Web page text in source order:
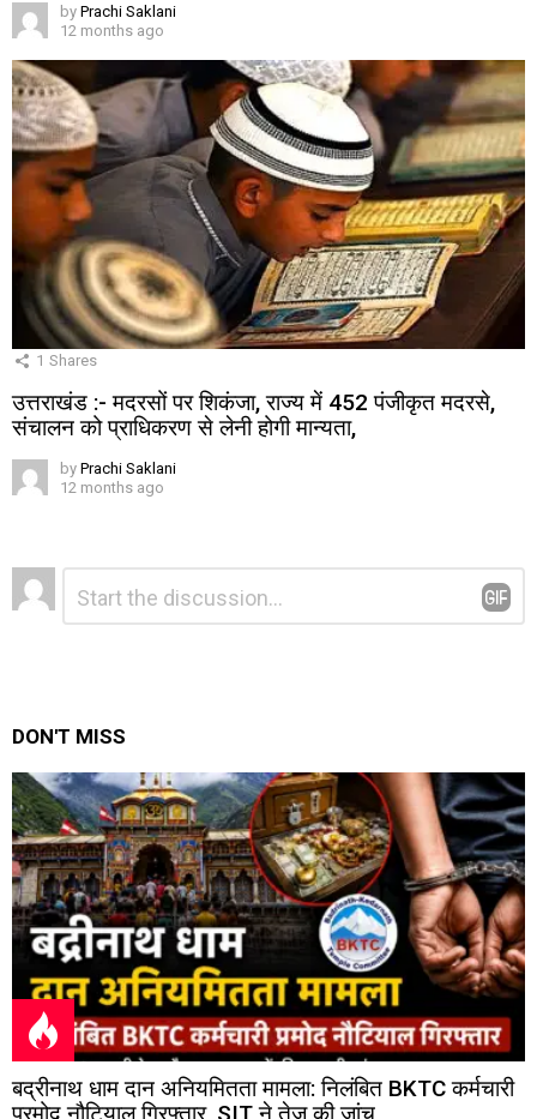
by Prachi Saklani
12 months ago
1 Shares
उत्तराखंड :- मदरसों पर शिकंजा, राज्य में 452 पंजीकृत मदरसे,
संचालन को प्राधिकरण से लेनी होगी मान्यता,
by Prachi Saklani
12 months ago
Leave
a
Reply
DON'T MISS
बद्रीनाथ धाम दान अनियमितता मामला: निलंबित BKTC कर्मचारी
प्रमोद नौटियाल गिरफ्तार, SIT ने तेज की जांच